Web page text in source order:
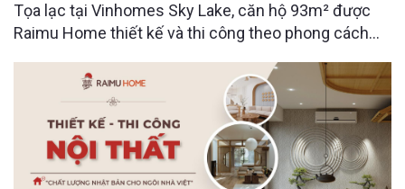
Tọa lạc tại Vinhomes Sky Lake, căn hộ 93m² được
Raimu Home thiết kế và thi công theo phong cách
cao sự thư thái, tinh gọn và gần gũi với thiên nhiên.